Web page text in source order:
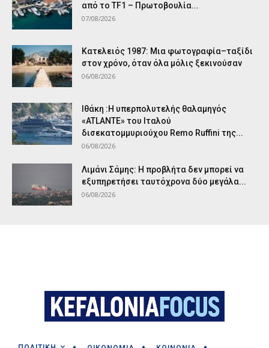
από το TF1 – Πρωτοβουλία...
07/08/2026
Κατελειός 1987: Μια φωτογραφία–ταξίδι
στον χρόνο, όταν όλα μόλις ξεκινούσαν
06/08/2026
Ιθάκη :Η υπερπολυτελής θαλαμηγός
«ATLANTE» του Ιταλού
δισεκατομμυριούχου Remo Ruffini της...
06/08/2026
Λιμάνι Σάμης: Η προβλήτα δεν μπορεί να
εξυπηρετήσει ταυτόχρονα δύο μεγάλα...
06/08/2026